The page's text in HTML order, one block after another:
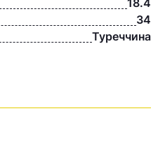
18.4
34
Туреччина